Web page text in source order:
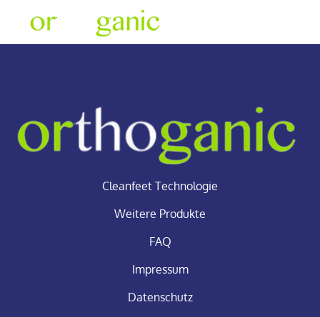
Cleanfeet Technologie
Weitere Produkte
FAQ
Impressum
Datenschutz